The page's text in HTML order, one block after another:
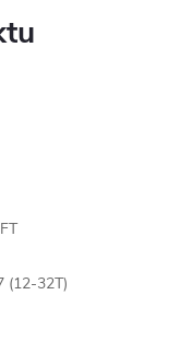
(12-32T)